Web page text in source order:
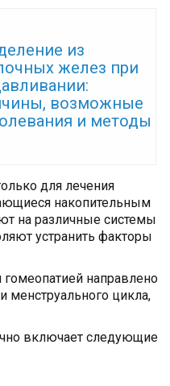
из
желез при
возможные
и методы
для лечения
накопительным
на различные системы
устранить факторы
направлено
менструального цикла,
включает следующие